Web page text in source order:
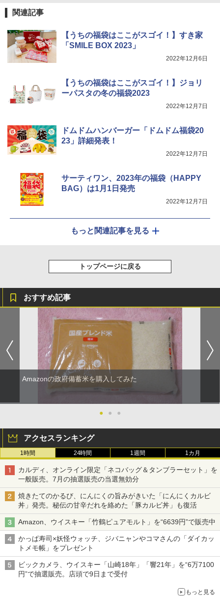
5
カップヌードル カップヌードルPRO し
￥2,885
4
TOSHIBA(東芝) スチームオーブンレン
0℃ 1段調理 フラットテーブル 電子レン
ジ 赤外線センサー ノンフライ調理 簡単
お手入れ 小型 新生活 一人暮らし 二人暮
シャープ ウォーターオーブン ヘルシオ
クション トースト機能
￥44,800
関連記事
【うちの福袋はここがスゴイ！】すき家
「SMILE BOX 2023」
2022年12月6日
【うちの福袋はここがスゴイ！】ジョリ
ーパスタの冬の福袋2023
2022年12月7日
ドムドムハンバーガー「ドムドム福袋20
23」詳細発表！
2022年12月7日
サーティワン、2023年の福袋（HAPPY
BAG）は1月1日発売
2022年12月7日
もっと関連記事を見る
トップページに戻る
おすすめ記事
Amazonの政府備蓄米を購入してみた
● ● ●
アクセスランキング
1時間 24時間 1週間 1カ月
カルディ、オンライン限定「ネコバッグ＆タンブラーセット」を
一般販売。7月の抽選販売の当選無効分
焼きたてのかるび、にんにくの旨みがきいた「にんにくカルビ
丼」発売。秘伝の甘辛だれを絡めた「豚カルビ丼」も復活
Amazon、ウイスキー「竹鶴ピュアモルト」を“6639円”で販売中
かっぱ寿司×妖怪ウォッチ、ジバニャンやコマさんの「ダイカッ
トメモ帳」をプレゼント
ビックカメラ、ウイスキー「山崎18年」「響21年」を“6万7100
円”で抽選販売。店頭で9日まで受付
もっと見る